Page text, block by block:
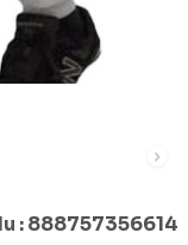
:888757356614